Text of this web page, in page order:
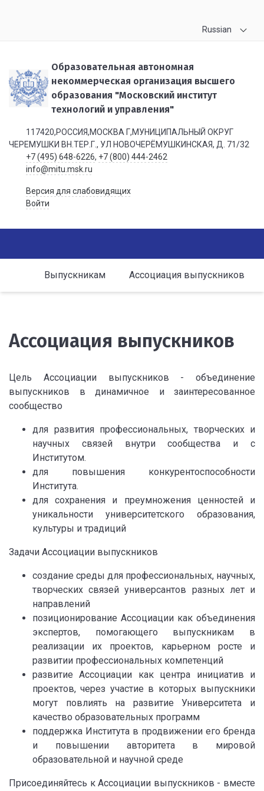
Russian
Образовательная автономная
некоммерческая организация высшего
образования "Московский институт
технологий и управления"
117420,РОССИЯ,МОСКВА Г,МУНИЦИПАЛЬНЫЙ ОКРУГ
ЧЕРЕМУШКИ ВН.ТЕР.Г., УЛ НОВОЧЕРЁМУШКИНСКАЯ, Д. 71/32
+7 (495) 648-6226, +7 (800) 444-2462
info@mitu.msk.ru
Версия для слабовидящих
Войти
Выпускникам Ассоциация выпускников
Ассоциация выпускников
Цель Ассоциации выпускников - объединение
выпускников в динамичное и заинтересованное
сообщество
для развития профессиональных, творческих и
научных связей внутри сообщества и с
Институтом.
для повышения конкурентоспособности
Института.
для сохранения и преумножения ценностей и
уникальности университетского образования,
культуры и традиций
Задачи Ассоциации выпускников
создание среды для профессиональных, научных,
творческих связей универсантов разных лет и
направлений
позиционирование Ассоциации как объединения
экспертов, помогающего выпускникам в
реализации их проектов, карьерном росте и
развитии профессиональных компетенций
развитие Ассоциации как центра инициатив и
проектов, через участие в которых выпускники
могут повлиять на развитие Университета и
качество образовательных программ
поддержка Института в продвижении его бренда
и повышении авторитета в мировой
образовательной и научной среде
Присоединяйтесь к Ассоциации выпускников - вместе